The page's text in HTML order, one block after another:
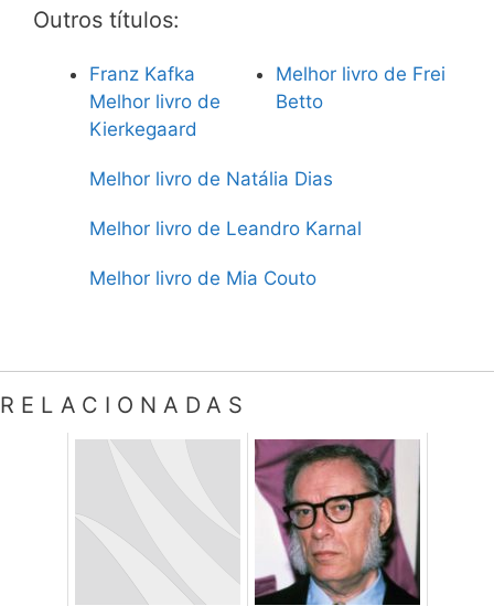
Outros títulos:
Franz Kafka
Melhor livro de Frei
Betto
Melhor livro de
Kierkegaard
Melhor livro de Natália Dias
Melhor livro de Leandro Karnal
Melhor livro de Mia Couto
RELACIONADAS